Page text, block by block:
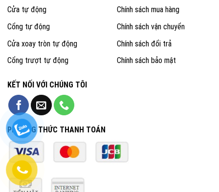
Cửa tự động
Cổng tự động
Cửa xoay tròn tự động
Cổng trượt tự động
Chính sách mua hàng
Chính sách vận chuyển
Chính sách đổi trả
Chính sách bảo mật
KẾT NỐI VỚI CHÚNG TÔI
PHƯƠNG THỨC THANH TOÁN